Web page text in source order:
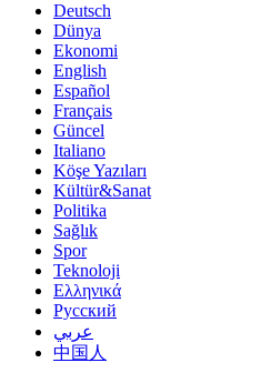
Deutsch
Dünya
Ekonomi
English
Español
Français
Güncel
Italiano
Köşe Yazıları
Kültür&Sanat
Politika
Sağlık
Spor
Teknoloji
Ελληνικά
Русский
عربي
中国人